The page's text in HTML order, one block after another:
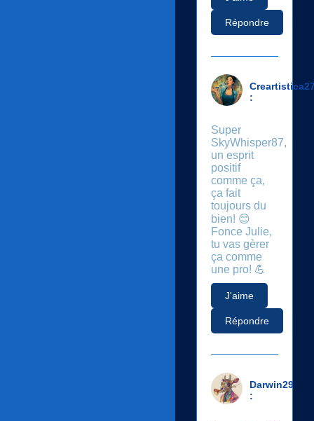
Répondre
:
Super
SkyWhisper87,
un esprit
positif
comme ça,
ça fait
toujours du
bien! 😊
Fonce Julie,
tu vas gèrer
ça comme
une pro! 💪
J'aime
Répondre
Darwin29
: